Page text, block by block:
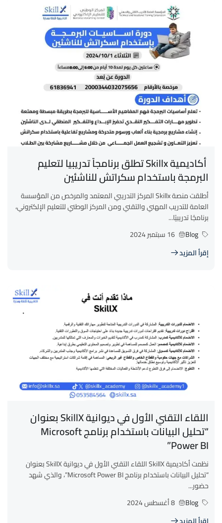
أكاديمية Skillx تطلق برنامجاً تدريبيا لتعليم
البرمجة باستخدام سكراتش للناشئين
أطلقت منصة Skillx المركز التدريبي المعتمد والمرخص من المؤسسة
العامة للتدريب المهني والتقني ومن المركز الوطني للتعليم الإلكتروني،
برنامجًا تدريبيًا...
Blog
16 سبتمبر 2024
إقرأ المزيد
اللقاء التقني الأول في ديوانية SkillX بعنوان
“تحليل البيانات باستخدام برنامج Microsoft
Power BI”
نظمت أكاديمية SkillX اللقاء التقني الأول في ديوانية SkillX بعنوان
“تحليل البيانات باستخدام برنامج Microsoft Power BI”، والذي شهد
حضور...
Blog
8 أغسطس 2024